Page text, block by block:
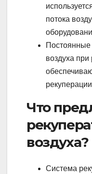
потока
воздуха
Что
воздуха?
Система